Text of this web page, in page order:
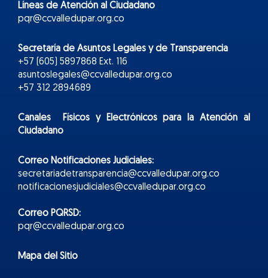
Líneas de Atención al Ciudadano
pqr@ccvalledupar.org.co
Secretaría de Asuntos Legales y de Transparencia
+57 (605) 5897868 Ext. 116
asuntoslegales@ccvalledupar.org.co
+57 312 2894689
Canales Físicos yElectrónicospara la Atención al
Ciudadano
Correo Notificaciones Judiciales:
secretariadetransparencia@ccvalledupar.org.co
notificacionesjudiciales@ccvalledupar.org.co
Correo PQRSD:
pqr@ccvalledupar.org.co
Mapa del Sitio